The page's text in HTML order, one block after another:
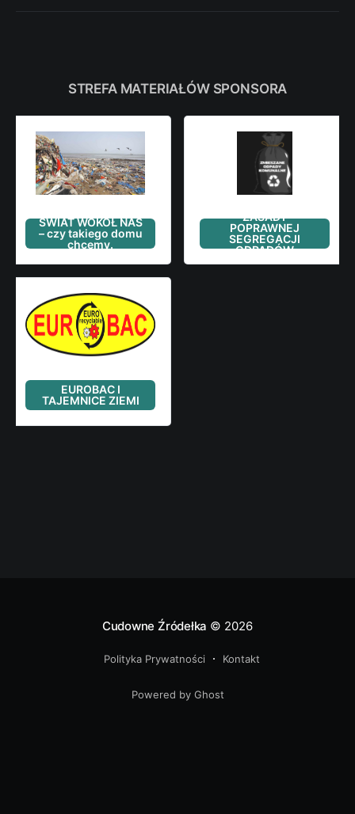
Cudowne Źródełka © 2026
Polityka Prywatności Kontakt
Powered by Ghost